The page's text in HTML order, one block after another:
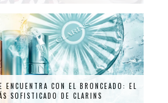
ENCUENTRA CON EL BRONCEADO: EL
SOFISTICADO DE CLARINS